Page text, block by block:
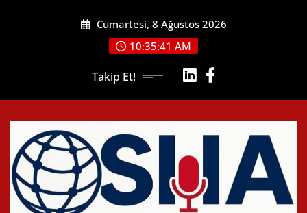
Cumartesi, 8 Ağustos 2026
10:35:42 AM
Takip Et!